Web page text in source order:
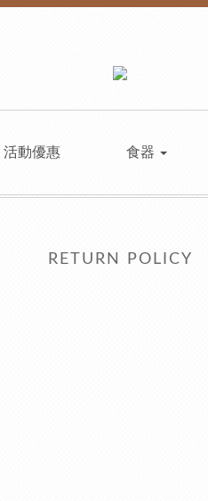
活動優惠 食器
RETURN POLICY